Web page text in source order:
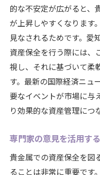
的な不安定が広がると、
が上昇しやすくなります
見なされるためです。愛
資産保全を行う際には、
視し、それに基づいて柔
す。最新の国際経済ニュ
要なイベントが市場に与
り効果的な資産管理につ
専門家の意見を活用す
貴金属での資産保全を図
ることは非常に重要です